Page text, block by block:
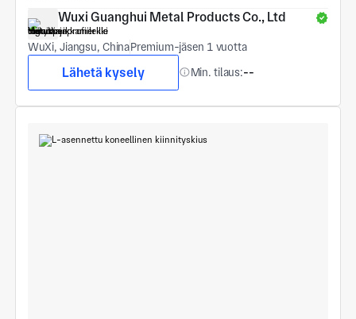
Wuxi Guanghui Metal Products Co., Ltd
WuXi, Jiangsu, ChinaPremium-jäsen 1 vuotta
Lähetä kysely Min. tilaus:--